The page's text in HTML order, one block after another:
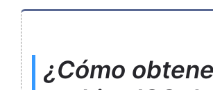
¿Cómo